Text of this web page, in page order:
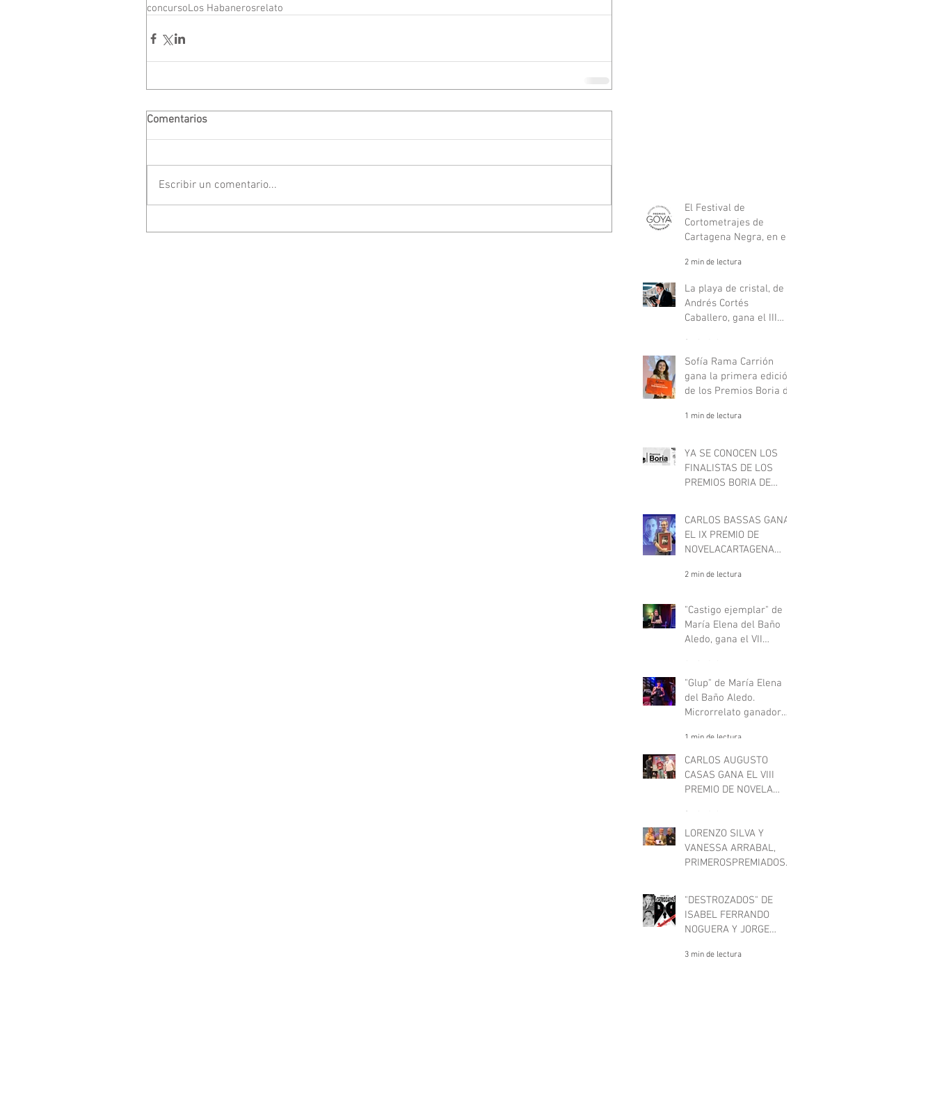
concursoLos Habanerosrelato
Comentarios
Escribir un comentario...
El Festival de
Cortometrajes de
Cartagena Negra, en el
festivales nacionales de
2 min de lectura
La playa de cristal, de
Andrés Cortés
Caballero, gana el III
Sofía Rama Carrión
gana la primera edición
de los Premios Boria de
1 min de lectura
YA SE CONOCEN LOS
FINALISTAS DE LOS
PREMIOS BORIA DE
CARLOS BASSAS GANA
EL IX PREMIO DE
NOVELACARTAGENA
2 min de lectura
"Castigo ejemplar" de
María Elena del Baño
Aledo, gana el VII
"Deje aquí su sombrero".
"Glup" de María Elena
del Baño Aledo.
Microrrelato ganador
microrrelatos negros,
"Deje aquí su sombrero"
1 min de lectura
CARLOS AUGUSTO
CASAS GANA EL VIII
PREMIO DE NOVELA
LORENZO SILVA Y
VANESSA ARRABAL,
PRIMEROSPREMIADOS
"DESTROZADOS" DE
ISABEL FERRANDO
NOGUERA Y JORGE
3 min de lectura